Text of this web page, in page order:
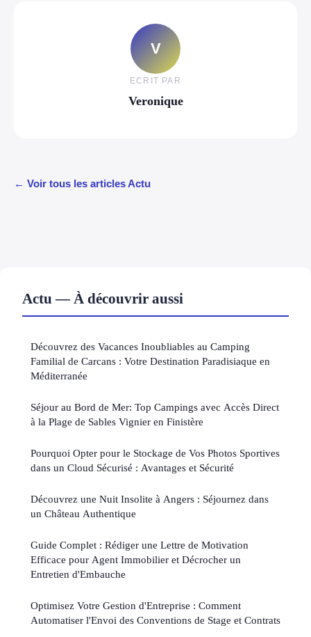
V
ECRIT PAR
Veronique
← Voir tous les articles Actu
Actu — À découvrir aussi
Découvrez des Vacances Inoubliables au Camping
Familial de Carcans : Votre Destination Paradisiaque en
Méditerranée
Séjour au Bord de Mer: Top Campings avec Accès Direct
à la Plage de Sables Vignier en Finistère
Pourquoi Opter pour le Stockage de Vos Photos Sportives
dans un Cloud Sécurisé : Avantages et Sécurité
Découvrez une Nuit Insolite à Angers : Séjournez dans
un Château Authentique
Guide Complet : Rédiger une Lettre de Motivation
Efficace pour Agent Immobilier et Décrocher un
Entretien d'Embauche
Optimisez Votre Gestion d'Entreprise : Comment
Automatiser l'Envoi des Conventions de Stage et Contrats